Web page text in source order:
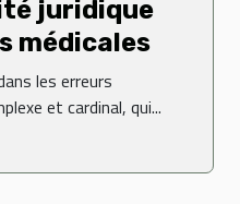
juridique
médicales
les erreurs
et cardinal, qui...